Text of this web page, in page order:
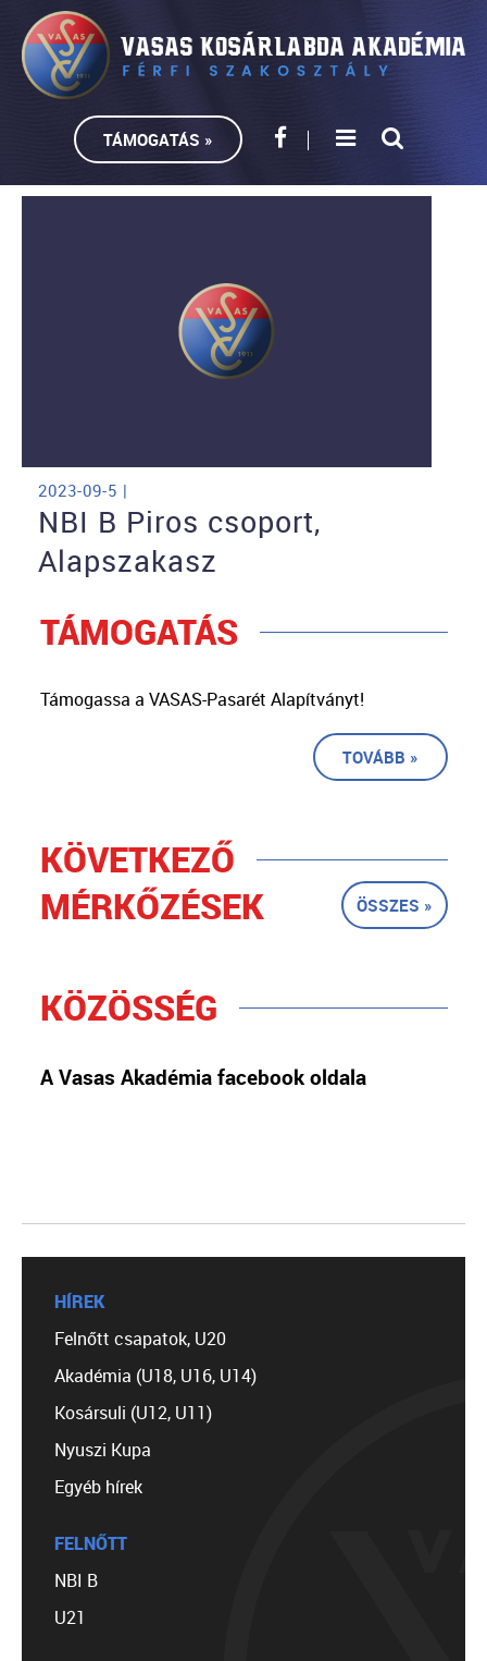
TÁMOGATÁS »
2023-09-5 |
NBI B Piros csoport,
Alapszakasz
TÁMOGATÁS
Támogassa a VASAS-Pasarét Alapítványt!
TOVÁBB »
KÖVETKEZŐ
MÉRKŐZÉSEK
ÖSSZES »
KÖZÖSSÉG
A Vasas Akadémia facebook oldala
HÍREK
Felnőtt csapatok, U20
Akadémia (U18, U16, U14)
Kosársuli (U12, U11)
Nyuszi Kupa
Egyéb hírek
FELNŐTT
NBI B
U21